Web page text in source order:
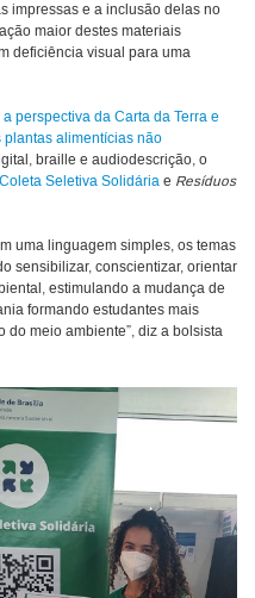
impressas e a inclusão delas no
maior destes materiais
deficiência visual para uma
perspectiva da Carta da Terra e
alimentícias não
braille e audiodescrição, o
Coleta Seletiva Solidária e Resíduos
uma linguagem simples, os temas
sensibilizar, conscientizar, orientar
estimulando a mudança de
formando estudantes mais
do meio ambiente”, diz a bolsista